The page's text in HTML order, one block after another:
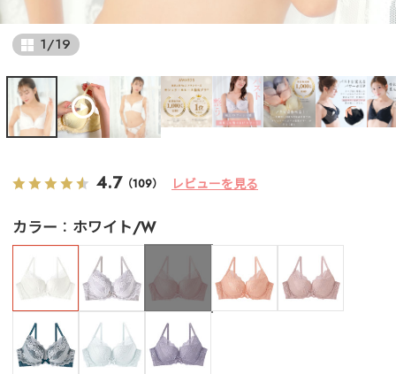
1/19
4.7 （109） レビューを見る
カラー ホワイト/W